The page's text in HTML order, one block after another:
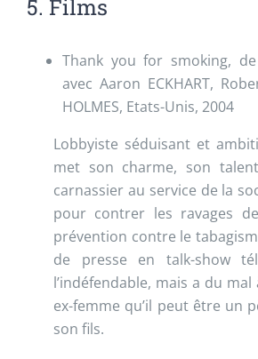
5. Films
Thank you for smoking, de
avec Aaron ECKHART,
HOLMES, Etats-Unis, 2004
Lobbyiste séduisant et
met son charme, son
carnassier au service de la
pour contrer les ravages
prévention contre le
de presse en talk-show
l’indéfendable, mais a du
ex-femme qu’il peut être un
son fils.